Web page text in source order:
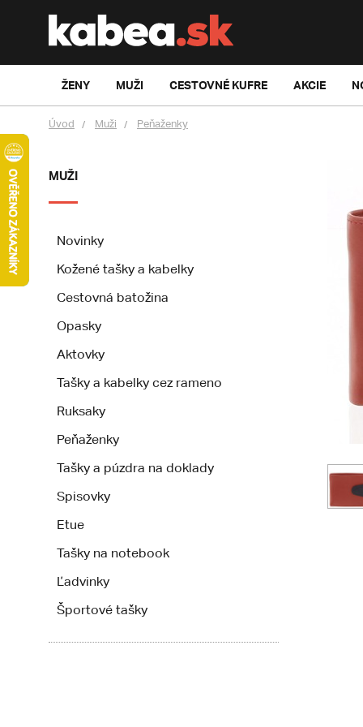
ŽENY MUŽI CESTOVNÉ KUFRE AKCIE
Úvod Muži Peňaženky
MUŽI
Novinky
Kožené tašky a kabelky
Cestovná batožina
Opasky
Aktovky
Tašky a kabelky cez rameno
Ruksaky
Peňaženky
Tašky a púzdra na doklady
Spisovky
Etue
Tašky na notebook
Ľadvinky
Športové tašky